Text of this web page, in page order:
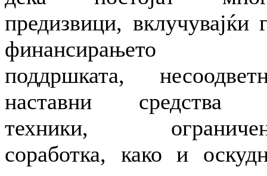
предизвици, вклучувајќи
финансирањето
поддршката,
наставни средства
техники,
соработка, како и